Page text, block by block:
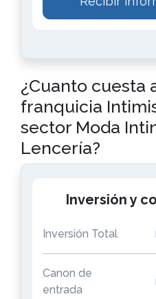
¿Cuanto cuesta
franquicia
sector Moda
Lencería?
Inversión y
Inversión Total
Canon de
entrada